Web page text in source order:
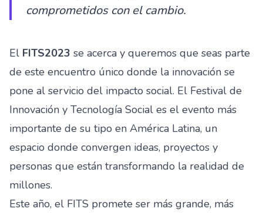
comprometidos con el cambio.
El FITS2023 se acerca y queremos que seas parte
de este encuentro único donde la innovación se
pone al servicio del impacto social. El Festival de
Innovación y Tecnología Social es el evento más
importante de su tipo en América Latina, un
espacio donde convergen ideas, proyectos y
personas que están transformando la realidad de
millones.
Este año, el FITS promete ser más grande, más